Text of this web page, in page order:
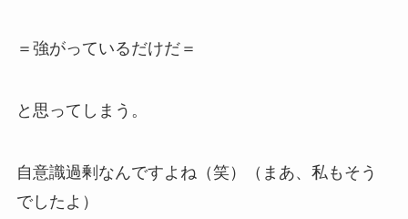
＝強がっているだけだ＝
と思ってしまう。
自意識過剰なんですよね（笑）（まあ、私もそう
でしたよ）